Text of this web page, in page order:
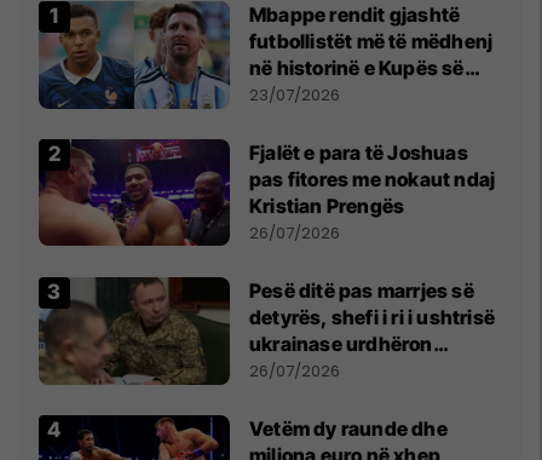
Mbappe rendit gjashtë
futbollistët më të mëdhenj
në historinë e Kupës së
Botës, Messi mbetet i dyti
23/07/2026
Fjalët e para të Joshuas
pas fitores me nokaut ndaj
Kristian Prengës
26/07/2026
Pesë ditë pas marrjes së
detyrës, shefi i ri i ushtrisë
ukrainase urdhëron
kontroll të madh
26/07/2026
Vetëm dy raunde dhe
miliona euro në xhep,